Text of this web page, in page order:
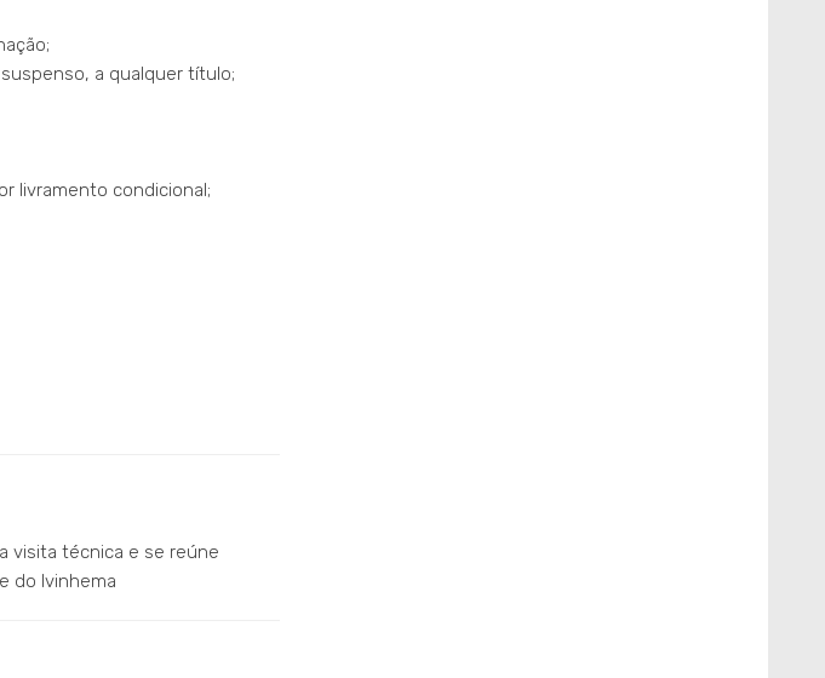
a qualquer título;
livramento condicional;
visita técnica e se reúne
do Ivinhema